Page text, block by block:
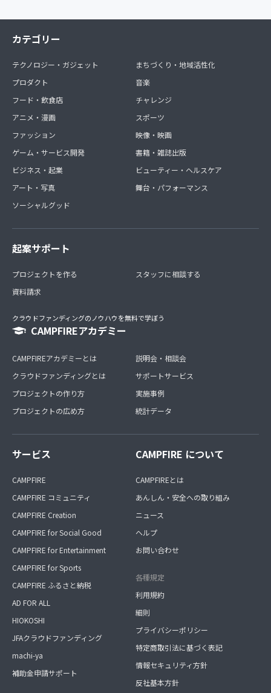
カテゴリー
テクノロジー・ガジェット
プロダクト
フード・飲食店
アニメ・漫画
ファッション
ゲーム・サービス開発
ビジネス・起業
アート・写真
ソーシャルグッド
まちづくり・地域活性化
音楽
チャレンジ
スポーツ
映像・映画
書籍・雑誌出版
ビューティー・ヘルスケア
舞台・パフォーマンス
起案サポート
プロジェクトを作る
資料請求
スタッフに相談する
クラウドファンディングのノウハウを無料で学ぼう
CAMPFIREアカデミー
CAMPFIREアカデミーとは
クラウドファンディングとは
プロジェクトの作り方
プロジェクトの広め方
説明会・相談会
サポートサービス
実施事例
統計データ
サービス
CAMPFIRE
CAMPFIRE コミュニティ
CAMPFIRE Creation
CAMPFIRE for Social Good
CAMPFIRE for Entertainment
CAMPFIRE for Sports
CAMPFIRE ふるさと納税
AD FOR ALL
HIOKOSHI
JFAクラウドファンディング
machi-ya
補助金申請サポート
CAMPFIRE について
CAMPFIREとは
あんしん・安全への取り組み
ニュース
ヘルプ
お問い合わせ
各種規定
利用規約
細則
プライバシーポリシー
特定商取引法に基づく表記
情報セキュリティ方針
反社基本方針